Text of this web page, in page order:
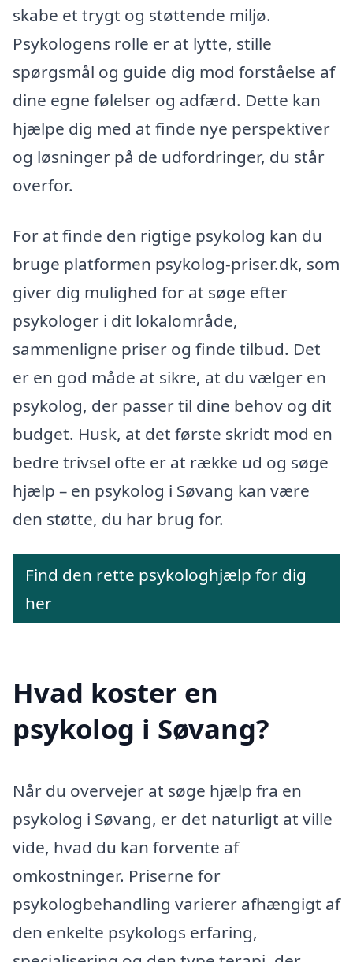
skabe et trygt og støttende miljø.
Psykologens rolle er at lytte, stille
spørgsmål og guide dig mod forståelse af
dine egne følelser og adfærd. Dette kan
hjælpe dig med at finde nye perspektiver
og løsninger på de udfordringer, du står
overfor.
For at finde den rigtige psykolog kan du
bruge platformen psykolog-priser.dk, som
giver dig mulighed for at søge efter
psykologer i dit lokalområde,
sammenligne priser og finde tilbud. Det
er en god måde at sikre, at du vælger en
psykolog, der passer til dine behov og dit
budget. Husk, at det første skridt mod en
bedre trivsel ofte er at række ud og søge
hjælp – en psykolog i Søvang kan være
den støtte, du har brug for.
Find den rette psykologhjælp for dig
her
Hvad koster en
psykolog i Søvang?
Når du overvejer at søge hjælp fra en
psykolog i Søvang, er det naturligt at ville
vide, hvad du kan forvente af
omkostninger. Priserne for
psykologbehandling varierer afhængigt af
den enkelte psykologs erfaring,